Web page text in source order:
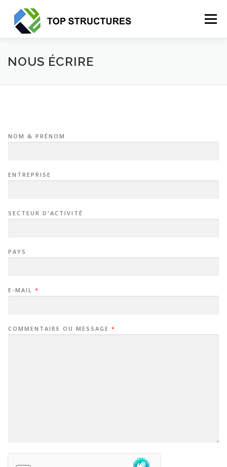
Menu
ACCUEIL À PROPOS DE NOUS
NOUS ÉCRIRE
NOM & PRÉNOM
ENTREPRISE
SECTEUR D'ACTIVITÉ
PAYS
E-MAIL *
COMMENTAIRE OU MESSAGE *